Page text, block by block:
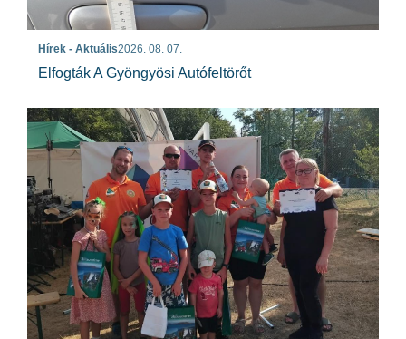
Hírek - Aktuális2026. 08. 07.
Elfogták A Gyöngyösi Autófeltörőt